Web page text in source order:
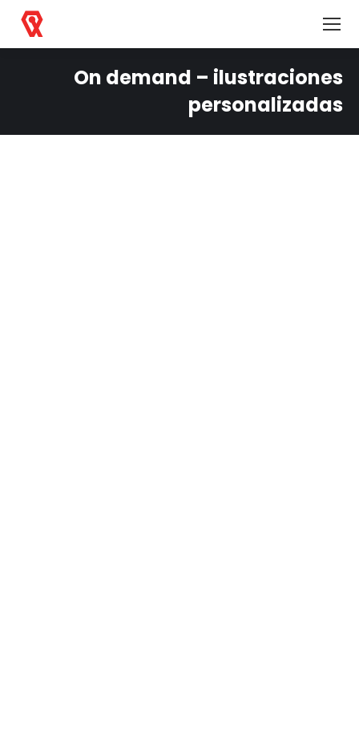
contenido
Estás aquí:
On demand – ilustraciones
personalizadas